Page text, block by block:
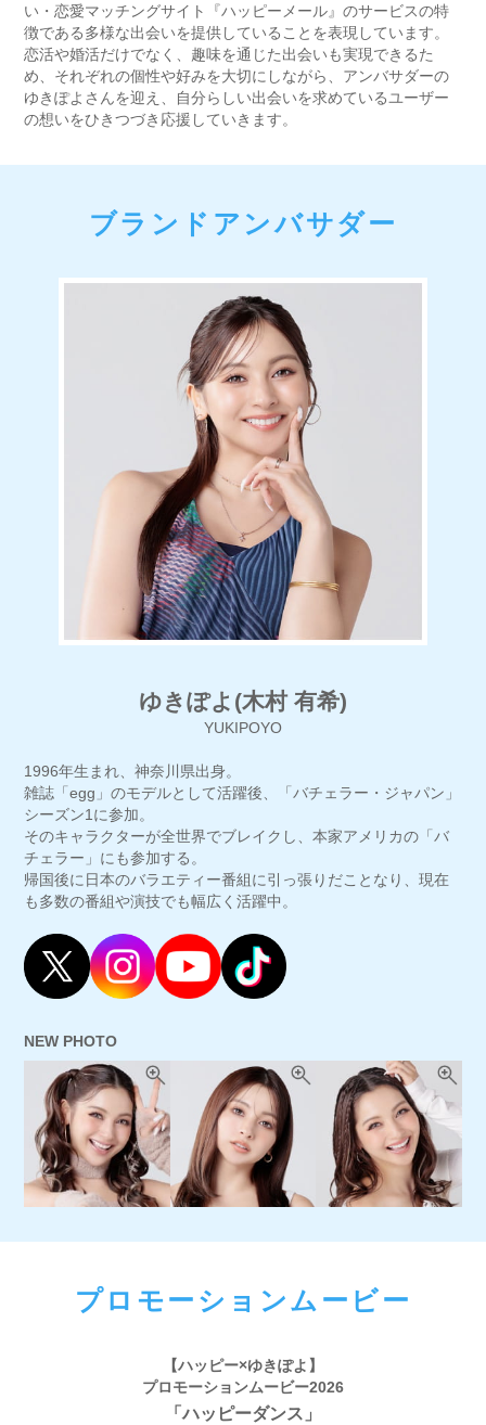
い・恋愛マッチングサイト『ハッピーメール』のサービスの特
徴である多様な出会いを提供していることを表現しています。
恋活や婚活だけでなく、趣味を通じた出会いも実現できるた
め、それぞれの個性や好みを大切にしながら、アンバサダーの
ゆきぽよさんを迎え、自分らしい出会いを求めているユーザー
の想いをひきつづき応援していきます。
ブランドアンバサダー
ゆきぽよ(木村 有希)
YUKIPOYO
1996年生まれ、神奈川県出身。
雑誌「egg」のモデルとして活躍後、「バチェラー・ジャパン」
シーズン1に参加。
そのキャラクターが全世界でブレイクし、本家アメリカの「バ
チェラー」にも参加する。
帰国後に日本のバラエティー番組に引っ張りだことなり、現在
も多数の番組や演技でも幅広く活躍中。
NEW PHOTO
プロモーションムービー
【ハッピー×ゆきぽよ】
プロモーションムービー2026
「ハッピーダンス」